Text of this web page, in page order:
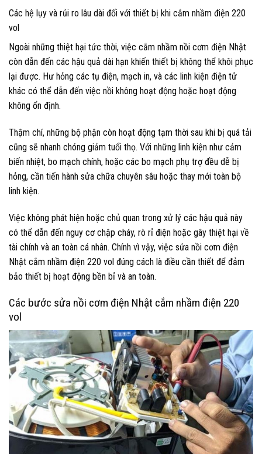
Các hệ lụy và rủi ro lâu dài đối với thiết bị khi cắm nhầm điện 220
vol
Ngoài những thiệt hại tức thời, việc cắm nhầm nồi cơm điện Nhật
còn dẫn đến các hậu quả dài hạn khiến thiết bị không thể khôi phục
lại được. Hư hỏng các tụ điện, mạch in, và các linh kiện điện tử
khác có thể dẫn đến việc nồi không hoạt động hoặc hoạt động
không ổn định.
Thậm chí, những bộ phận còn hoạt động tạm thời sau khi bị quá tải
cũng sẽ nhanh chóng giảm tuổi thọ. Với những linh kiện như cảm
biến nhiệt, bo mạch chính, hoặc các bo mạch phụ trợ đều dễ bị
hỏng, cần tiến hành sửa chữa chuyên sâu hoặc thay mới toàn bộ
linh kiện.
Việc không phát hiện hoặc chủ quan trong xử lý các hậu quả này
có thể dẫn đến nguy cơ chập cháy, rò rỉ điện hoặc gây thiệt hại về
tài chính và an toàn cá nhân. Chính vì vậy, việc sửa nồi cơm điện
Nhật cắm nhầm điện 220 vol đúng cách là điều cần thiết để đảm
bảo thiết bị hoạt động bền bỉ và an toàn.
Các bước sửa nồi cơm điện Nhật cắm nhầm điện 220
vol